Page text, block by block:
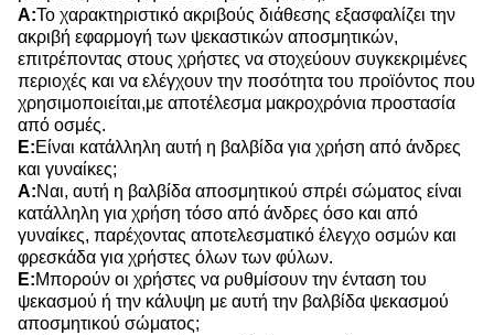
Α:Το χαρακτηριστικό ακριβούς διάθεσης εξασφαλίζει την
ακριβή εφαρμογή των ψεκαστικών αποσμητικών,
επιτρέποντας στους χρήστες να στοχεύουν συγκεκριμένες
περιοχές και να ελέγχουν την ποσότητα του προϊόντος που
χρησιμοποιείται,με αποτέλεσμα μακροχρόνια προστασία
από οσμές.
Ε:Είναι κατάλληλη αυτή η βαλβίδα για χρήση από άνδρες
και γυναίκες;
Α:Ναι, αυτή η βαλβίδα αποσμητικού σπρέι σώματος είναι
κατάλληλη για χρήση τόσο από άνδρες όσο και από
γυναίκες, παρέχοντας αποτελεσματικό έλεγχο οσμών και
φρεσκάδα για χρήστες όλων των φύλων.
Ε:Μπορούν οι χρήστες να ρυθμίσουν την ένταση του
ψεκασμού ή την κάλυψη με αυτή την βαλβίδα ψεκασμού
αποσμητικού σώματος;